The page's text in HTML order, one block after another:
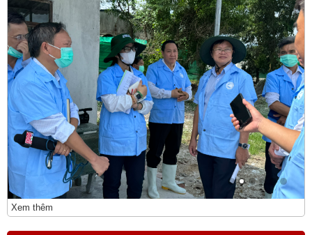
Xem thêm
LIÊN KẾT WEBISTE